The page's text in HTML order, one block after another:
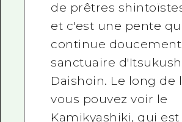
de prêtres
et c'est une pente
continue
sanctuaire
Daishoin. Le long de
vous pouvez voir le
Kamikyashiki, qui est